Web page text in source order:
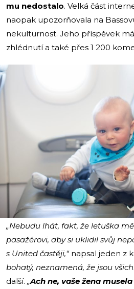
mu nedostalo. Velká část
naopak upozorňovala na
nekulturnost. Jeho příspěvek
zhlédnutí a také přes 1 200
„Nebudu lhát, fakt, že letuška
pasažérovi, aby si uklidil svůj
s United častěji,“ napsal jeden z
bohatý, neznamená, že jsou
další. „Ach ne, vaše žena